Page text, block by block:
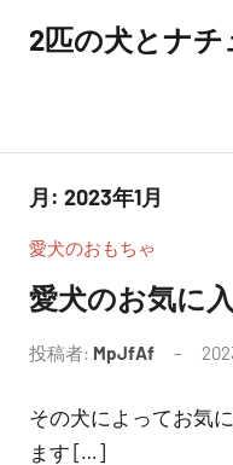
ツ
2匹の犬とナ
月: 2023年1月
愛犬のおもちゃ
愛犬のお気に
投稿者: MpJfAf
その犬によってお気
ます […]